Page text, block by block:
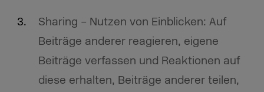
Sharing – Nutzen von Einblicken: Auf
Beiträge anderer reagieren, eigene
Beiträge verfassen und Reaktionen auf
diese erhalten, Beiträge anderer teilen,